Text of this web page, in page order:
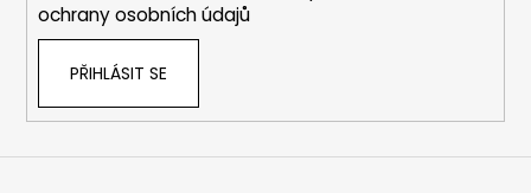
ý
p
ochrany osobních údajů
PŘIHLÁSIT SE